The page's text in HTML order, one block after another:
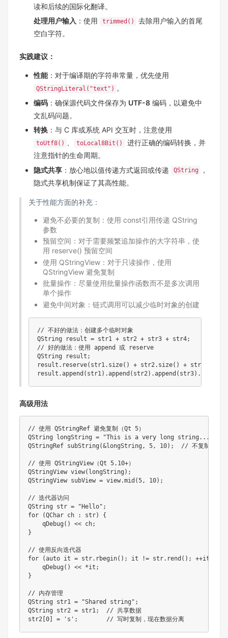
读和后续的国际化翻译。
处理用户输入 ：使用 trimmed()
去除用户输入的首尾
空白字符。
实践建议：
性能：对于编译期的字符串常量，优先使用
QStringLiteral("text") 。
编码 ：确保源代码文件保存为 UTF-8 编码，以避免中
文乱码问题。
转换 ：与 C 库或系统 API 交互时，注意使用
toUtf8() toLocal8Bit()
进行正确的编码转换，并
注意指针的生命周期。
隐式共享 ：放心地以值传递方式返回或传递 QString
，
隐式共享机制保证了其高性能。
关于性能方面的补充：
避免不必要的复制：使用 const引用传递 QString
参数
预留空间：对于需要频繁追加操作的大字符串，使
用 reserve() 预留空间
使用 QStringView：对于只读操作，使用
QStringView 避免复制
批量操作：尽量使用批量操作函数而不是多次调用
单个操作
避免中间对象：链式调用可以减少临时对象的创建
// 不好的做法：创建多个临时对象
QString result = str1 + str2 + str3 + str4;
// 好的做法：使用 append 或 reserve
QString result;
result.reserve(str1.size() + str2.size() +
高级用法
// 使用 QStringRef 避免复制（Qt 5）
QString longString = "This is a very long string...";
QStringRef subString(&longString, 5, 10);  // 不复制数据
// 使用 QStringView（Qt 5.10+）
QStringView view(longString);
QStringView subView = view.mid(5, 10);
// 迭代器访问
QString str = "Hello";
for (QChar ch : str) {
    qDebug() << ch;
}
// 使用反向迭代器
for (auto it = str.rbegin(); it != str.rend(); ++it) {
    qDebug() << *it;
}
// 内存管理
QString str1 = "Shared string";
QString str2 = str1;  // 共享数据